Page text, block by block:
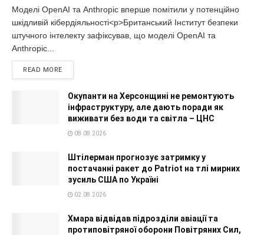
Моделі OpenAI та Anthropic вперше помітили у потенційно
шкідливій кібердіяльності<p>Британський Інститут безпеки
штучного інтелекту зафіксував, що моделі OpenAI та
Anthropic...
READ MORE
Окупанти на Херсонщині не ремонтують
інфраструктуру, але дають поради як
виживати без води та світла – ЦНС
08.08.2026
Штілерман прогнозує затримку у
постачанні ракет до Patriot на тлі мирних
зусиль США по Україні
02.08.2026
Хмара відвідав підрозділи авіації та
протиповітряної оборони Повітряних Сил,